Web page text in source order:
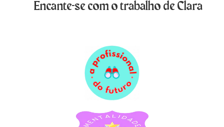
Encante-se com o trabalho de Clara